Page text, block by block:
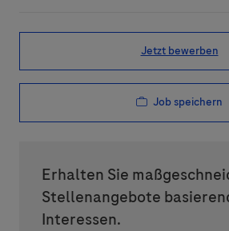
Jetzt bewerben
Job speichern
Erhalten Sie
Stellenangebote
Interessen.